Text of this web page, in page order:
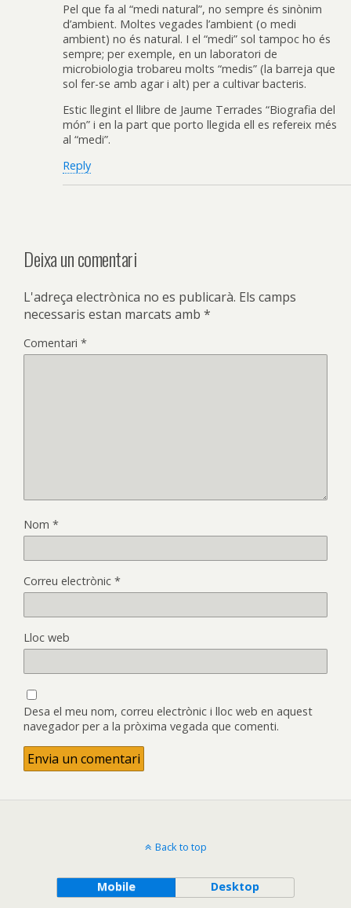
Pel que fa al “medi natural”, no sempre és sinònim
d’ambient. Moltes vegades l’ambient (o medi
ambient) no és natural. I el “medi” sol tampoc ho és
sempre; per exemple, en un laboratori de
microbiologia trobareu molts “medis” (la barreja que
sol fer-se amb agar i alt) per a cultivar bacteris.
Estic llegint el llibre de Jaume Terrades “Biografia del
món” i en la part que porto llegida ell es refereix més
al “medi”.
Reply
Deixa un comentari
L'adreça electrònica no es publicarà. Els camps
necessaris estan marcats amb *
Comentari *
Nom *
Correu electrònic *
Lloc web
Desa el meu nom, correu electrònic i lloc web en aquest
navegador per a la pròxima vegada que comenti.
Back to top
Mobile Desktop